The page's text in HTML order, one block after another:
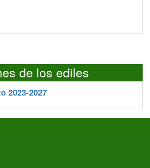
de los ediles
2023-2027